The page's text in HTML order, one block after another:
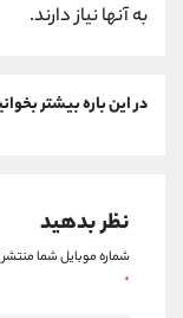
به آنها نیاز دارند.
در این باره بیشتر
نظر بدهید
شماره موبایل شما
*